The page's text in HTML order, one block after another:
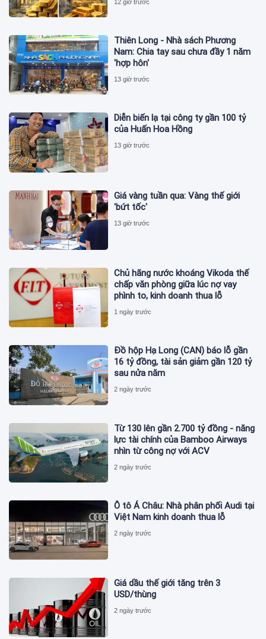
12 giờ trước
Thiên Long - Nhà sách Phương
Nam: Chia tay sau chưa đầy 1 năm
'hợp hôn'
13 giờ trước
Diễn biến lạ tại công ty gần 100 tỷ
của Huấn Hoa Hồng
13 giờ trước
Giá vàng tuần qua: Vàng thế giới
'bứt tốc'
13 giờ trước
Chủ hãng nước khoáng Vikoda thế
chấp văn phòng giữa lúc nợ vay
phình to, kinh doanh thua lỗ
1 ngày trước
Đồ hộp Hạ Long (CAN) báo lỗ gần
16 tỷ đồng, tài sản giảm gần 120 tỷ
sau nửa năm
2 ngày trước
Từ 130 lên gần 2.700 tỷ đồng - năng
lực tài chính của Bamboo Airways
nhìn từ công nợ với ACV
2 ngày trước
Ô tô Á Châu: Nhà phân phối Audi tại
Việt Nam kinh doanh thua lỗ
2 ngày trước
Giá dầu thế giới tăng trên 3
USD/thùng
2 ngày trước